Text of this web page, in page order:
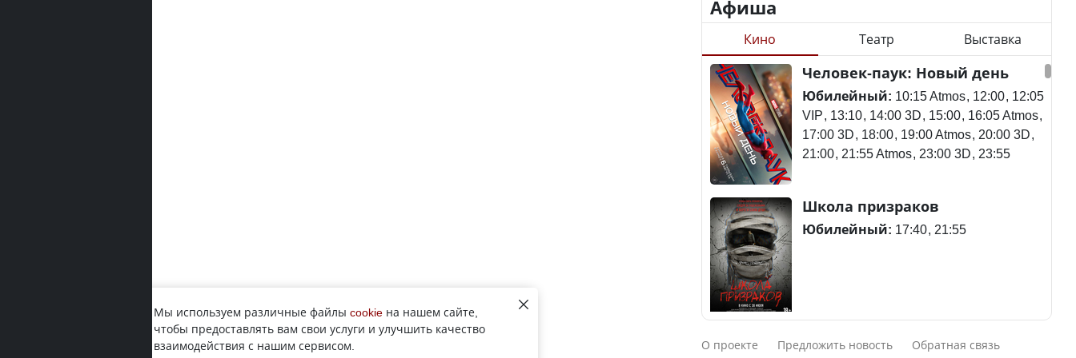
Будут ли представлены
интересы регионов в
Курултае?
Ең төменгі жалақы,
алимент, экология: жеті
партия сайлаушылармен
нені талқылап жатыр?
Минимальная зарплата,
чем говорят с
Станет ли
метапневмовирус
эпидемией, рассказали в
ВОЗ
потерпел крушение в
Южной Корее, погибли
120 человек
Актау: Путин принес
Афиша
Кино Театр Выставка
Человек-паук: Новый день
Юбилейный: 10:15 Atmos 12:00 12:05
VIP 13:10 14:00 3D 15:00 16:05 Atmos
17:00 3D 18:00 19:00 Atmos 20:00 3D
21:00 21:55 Atmos 23:00 3D 23:55
Школа призраков
Юбилейный: 17:40 21:55
Смешарики сквозь вселенные
О проекте Предложить новость Обратная связь
Мы используем различные файлы cookie на нашем сайте,
чтобы предоставлять вам свои услуги и улучшить качество
взаимодействия с нашим сервисом.